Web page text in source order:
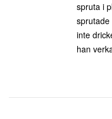
spruta i
inte
han